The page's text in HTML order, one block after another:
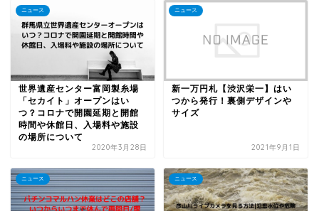
ニュース
世界遺産センター富岡製糸場
「セカイト」オープンはい
つ？コロナで開園延期と開館
時間や休館日、入場料や施設
の場所について
2020年3月28日
ニュース
新一万円札【渋沢栄一】はい
つから発行！裏側デザインや
サイズ
2021年9月1日
ニュース ニュース